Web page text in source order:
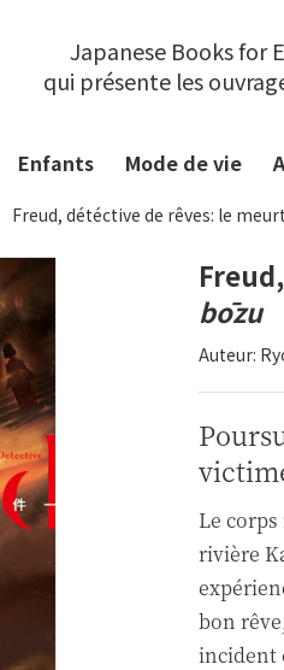
Japanese Books for
qui présente les
Enfants Mode de vie
Freud, détéctive de rêves: le
bōzu
Auteur:
Le
rivière
bon
incident